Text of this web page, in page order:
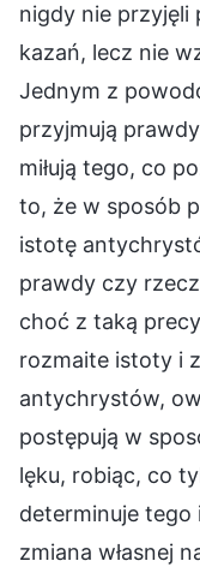
nigdy nie przyjęli
kazań, lecz nie
Jednym z
przyjmują
miłują tego, co
to, że w sposób
istotę
prawdy czy
choć z taką
rozmaite istoty i
antychrystów,
postępują w
lęku, robiąc, co
determinuje tego
zmiana własnej